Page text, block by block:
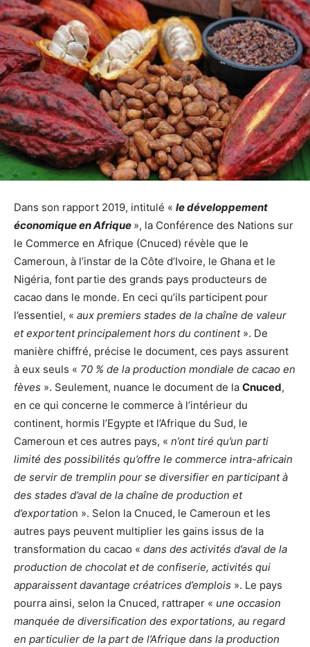
Dans son rapport 2019, intitulé « le développement
économique en Afrique », la Conférence des Nations sur
le Commerce en Afrique (Cnuced) révèle que le
Cameroun, à l’instar de la Côte d’Ivoire, le Ghana et le
Nigéria, font partie des grands pays producteurs de
cacao dans le monde. En ceci qu’ils participent pour
l’essentiel, « aux premiers stades de la chaîne de valeur
et exportent principalement hors du continent». De
manière chiffré, précise le document, ces pays assurent
à eux seuls « 70 % de la production mondiale de cacao en
fèves ». Seulement, nuance le document de la Cnuced,
en ce qui concerne le commerce à l’intérieur du
continent, hormis l’Egypte et l’Afrique du Sud, le
Cameroun et ces autres pays, « n’ont tiré qu’un parti
limité des possibilités qu’offre le commerce intra-africain
de servir de tremplin pour se diversifier en participant à
des stades d’aval de la chaîne de production et
d’exportation ». Selon la Cnuced, le Cameroun et les
autres pays peuvent multiplier les gains issus de la
transformation du cacao « dans des activités d’aval de la
production de chocolat et de confiserie, activités qui
apparaissent davantage créatrices d’emplois ». Le pays
pourra ainsi, selon la Cnuced, rattraper « une occasion
manquée de diversification des exportations, au regard
en particulier de la part de l’Afrique dans la production